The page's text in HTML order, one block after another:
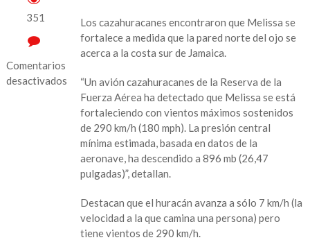
351
Comentarios
desactivados
Los cazahuracanes encontraron que Melissa se
fortalece a medida que la pared norte del ojo se
acerca a la costa sur de Jamaica.
“Un avión cazahuracanes de la Reserva de la
Fuerza Aérea ha detectado que Melissa se está
fortaleciendo con vientos máximos sostenidos
de 290 km/h (180 mph). La presión central
mínima estimada, basada en datos de la
aeronave, ha descendido a 896 mb (26,47
pulgadas)”, detallan.
Destacan que el huracán avanza a sólo 7 km/h (la
velocidad a la que camina una persona) pero
tiene vientos de 290 km/h.